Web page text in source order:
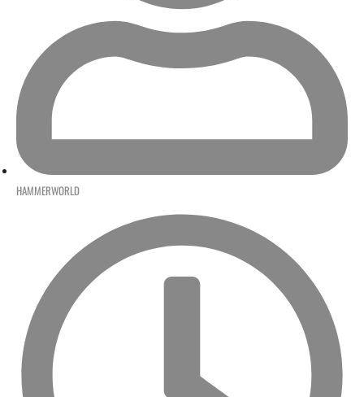
HAMMERWORLD